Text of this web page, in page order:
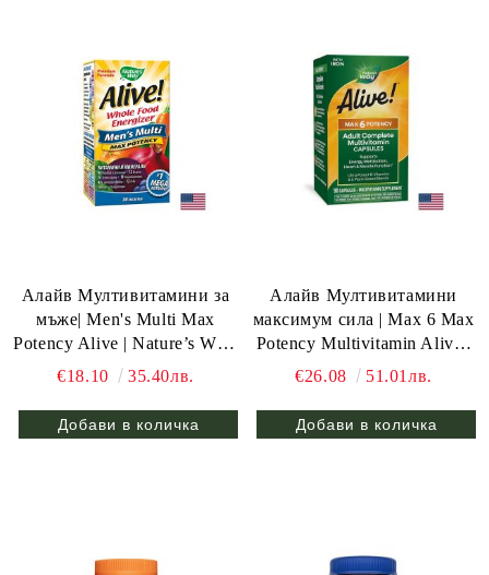
Алайв Мултивитамини за
мъже| Men's Multi Max
Potency Alive | Nature’s Way,
30 табл.
€18.10 35.40лв.
Алайв Мултивитамини
максимум сила | Max 6 Max
Potency Multivitamin Alive |
Nature’s Way, 90 капс.
€26.08 51.01лв.